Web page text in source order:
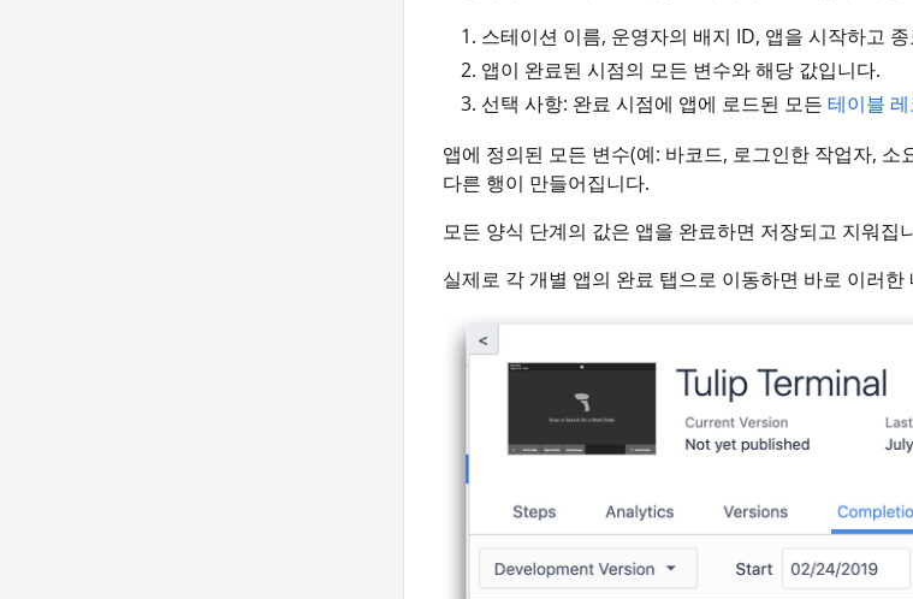
스테이션 이름, 운영자의 배지 ID, 앱을 시작하고
앱이 완료된 시점의 모든 변수와 해당 값입니다.
선택 사항: 완료 시점에 앱에 로드된 모든 테이블
앱에 정의된 모든 변수(예: 바코드, 로그인한 작업자,
다른 행이 만들어집니다.
모든 양식 단계의 값은 앱을 완료하면 저장되고 지워집
실제로 각 개별 앱의 완료 탭으로 이동하면 바로 이러한